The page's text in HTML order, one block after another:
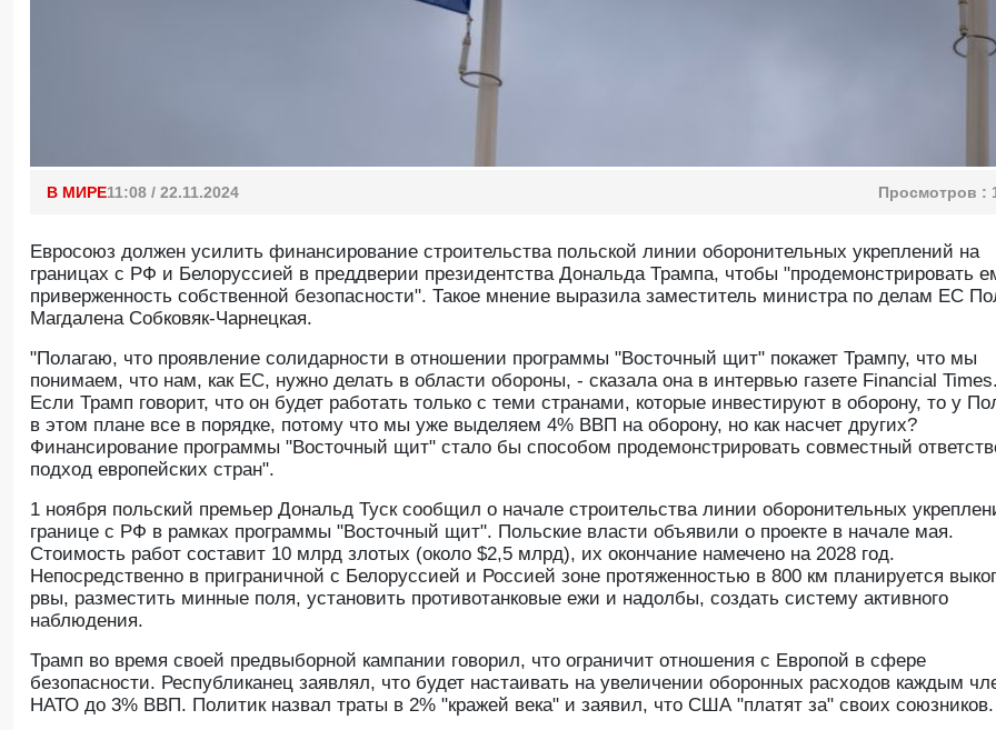
В МИРЕ11:08 / 22.11.2024 Просмотров :
Евросоюз должен усилить финансирование строительства польской линии оборонительных укреплений на
границах с РФ и Белоруссией в преддверии президентства Дональда Трампа, чтобы "продемонстрировать
приверженность собственной безопасности". Такое мнение выразила заместитель министра по делам ЕС
Магдалена Собковяк-Чарнецкая.
"Полагаю, что проявление солидарности в отношении программы "Восточный щит" покажет Трампу, что мы
понимаем, что нам, как ЕС, нужно делать в области обороны, - сказала она в интервью газете Financial
Если Трамп говорит, что он будет работать только с теми странами, которые инвестируют в оборону, то у
в этом плане все в порядке, потому что мы уже выделяем 4% ВВП на оборону, но как насчет других?
Финансирование программы "Восточный щит" стало бы способом продемонстрировать совместный
подход европейских стран".
1 ноября польский премьер Дональд Туск сообщил о начале строительства линии оборонительных
границе с РФ в рамках программы "Восточный щит". Польские власти объявили о проекте в начале мая.
Стоимость работ составит 10 млрд злотых (около $2,5 млрд), их окончание намечено на 2028 год.
Непосредственно в приграничной с Белоруссией и Россией зоне протяженностью в 800 км планируется
рвы, разместить минные поля, установить противотанковые ежи и надолбы, создать систему активного
наблюдения.
Трамп во время своей предвыборной кампании говорил, что ограничит отношения с Европой в сфере
безопасности. Республиканец заявлял, что будет настаивать на увеличении оборонных расходов каждым
НАТО до 3% ВВП. Политик назвал траты в 2% "кражей века" и заявил, что США "платят за" своих союзников.